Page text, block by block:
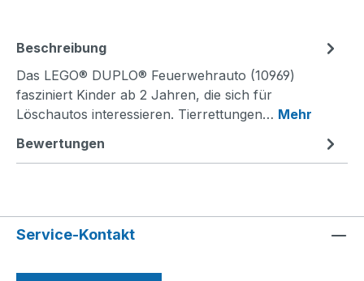
Beschreibung
Das LEGO® DUPLO® Feuerwehrauto (10969)
fasziniert Kinder ab 2 Jahren, die sich für
Löschautos interessieren. Tierrettungen… Mehr
Bewertungen
Service-Kontakt